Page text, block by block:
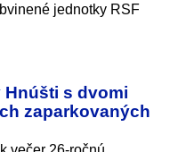
jednotky RSF
Hnúšti s dvomi
zaparkovaných